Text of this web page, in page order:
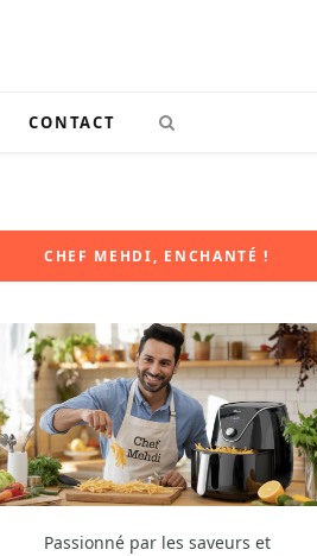
CONTACT
CHEF MEHDI, ENCHANTÉ !
Passionné par les saveurs et